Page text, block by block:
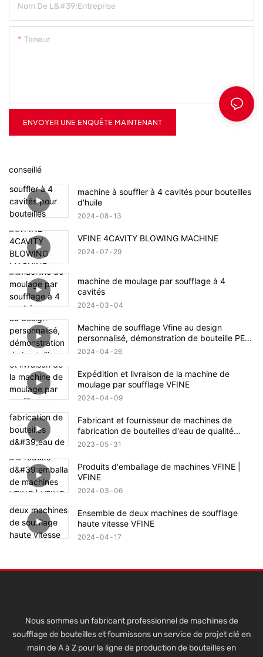
Nom De L&#39;entreprise
Teneur
ENVOYER UNE ENQUÊTE MAINTENANT
conseillé
machine à souffler à 4 cavités pour bouteilles
d'huile
2024 08 13
VFINE 4CAVITY BLOWING MACHINE
2024 07 29
machine de moulage par soufflage à 4
cavités
2024 03 04
Machine de soufflage Vfine au design
personnalisé, démonstration de bouteille PET
en plastique
2024 04 26
Expédition et livraison de la machine de
moulage par soufflage VFINE
2024 04 09
Fabricant et fournisseur de machines de
fabrication de bouteilles d'eau de qualité
supérieure - Usine Vfine
2023 05 31
Produits d'emballage de machines VFINE |
VFINE
2024 03 06
Ensemble de deux machines de soufflage
haute vitesse VFINE
2024 04 17
Nous sommes un fabricant professionnel de machines de
soufflage de bouteilles et fournissons un service de projet clé en
main de A à Z pour la ligne de production de bouteilles en